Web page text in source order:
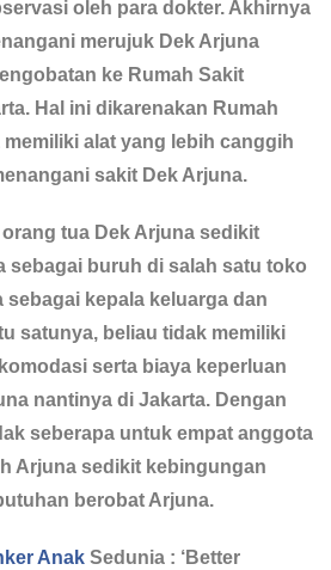
oleh para dokter. Akhirnya
merujuk Dek Arjuna
ke Rumah Sakit
Hal ini dikarenakan Rumah
alat yang lebih canggih
sakit Dek Arjuna.
tua Dek Arjuna sedikit
sebagai buruh di salah satu toko
sebagai kepala keluarga dan
satunya, beliau tidak memiliki
serta biaya keperluan
nantinya di Jakarta. Dengan
seberapa untuk empat anggota
Arjuna sedikit kebingungan
berobat Arjuna.
Anak Sedunia : ‘Better